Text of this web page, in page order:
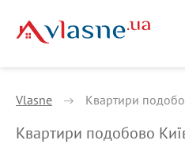
Vlasne Квартири
Квартири подобово